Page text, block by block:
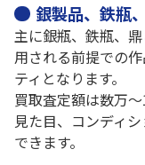
銀製品、鉄瓶
主に銀瓶、鉄瓶、
用される前提での
ティとなります。
買取査定額は数万
見た目、コンディ
できます。